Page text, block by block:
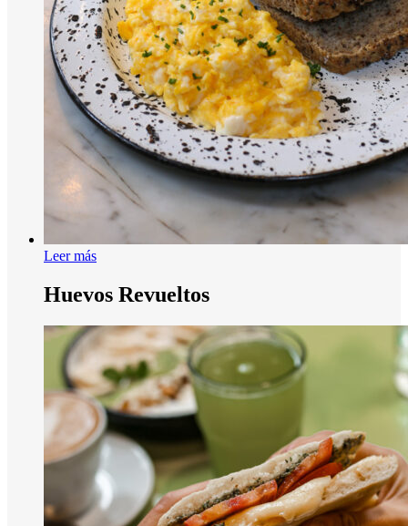
Leer más
Huevos Revueltos